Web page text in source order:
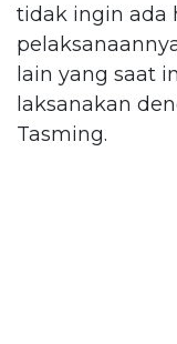
tidak ingin ada
lain yang saat
laksanakan
Tasming.